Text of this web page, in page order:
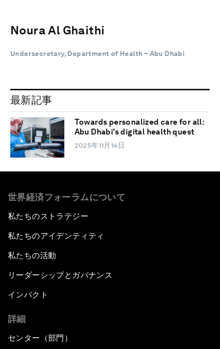
Noura Al Ghaithi
Undersecretary, Department of Health – Abu Dhabi
最新記事
Towards personalized care for all:
Abu Dhabi's digital health quest
2025年11月14日
世界経済フォーラムについて
私たちのストラテジー
私たちのアイデンティティ
私たちの活動
リーダーシップとガバナンス
インパクト
詳細
センター（部門）